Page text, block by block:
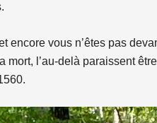
encore vous n’êtes pas
mort, l’au-delà paraissent